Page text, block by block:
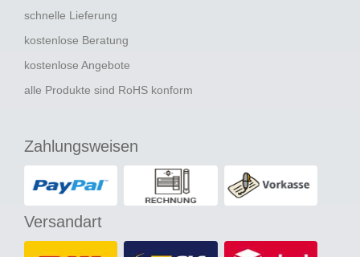
schnelle Lieferung
kostenlose Beratung
kostenlose Angebote
alle Produkte sind RoHS konform
Zahlungsweisen
Versandart